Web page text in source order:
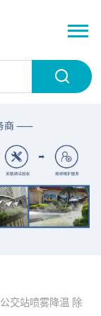
交站喷雾降温 除